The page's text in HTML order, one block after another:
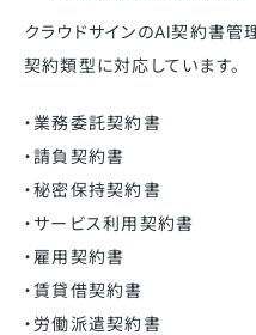
クラウドサインのAI契約書管
契約類型に対応しています。
・業務委託契約書
・請負契約書
・秘密保持契約書
・サービス利用契約書
・雇用契約書
・賃貸借契約書
・労働派遣契約書